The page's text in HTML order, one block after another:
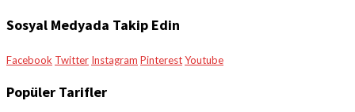
Sosyal Medyada Takip Edin
Facebook Twitter Instagram PinterestYoutube
Popüler Tarifler